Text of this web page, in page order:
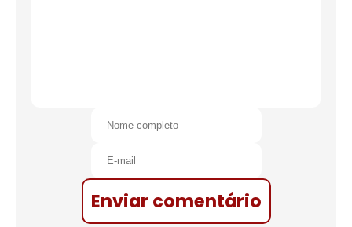
Enviar comentário